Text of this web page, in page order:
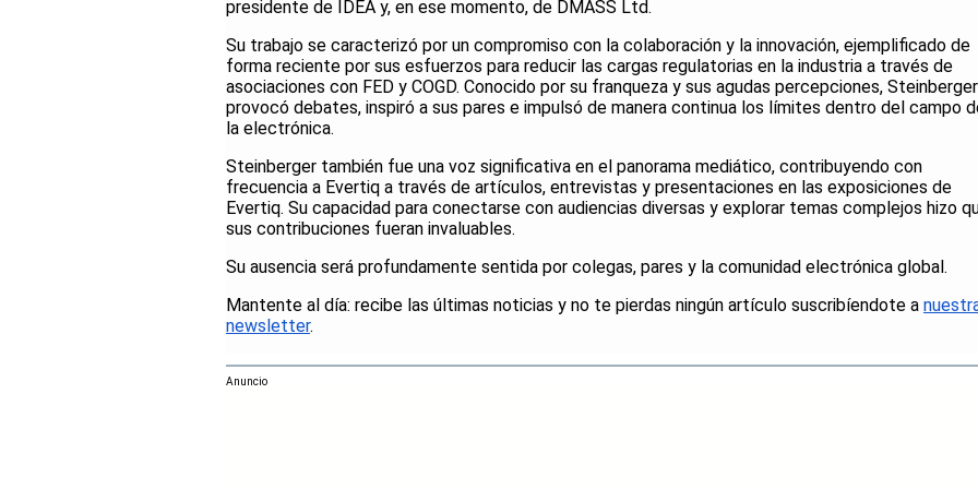
presidente de IDEA y, en ese momento, de DMASS Ltd.
Su trabajo se caracterizó por un compromiso con la colaboración y la innovación, ejemplificado de
forma reciente por sus esfuerzos para reducir las cargas regulatorias en la industria a través de
asociaciones con FED y COGD. Conocido por su franqueza y sus agudas percepciones, Steinberger
provocó debates, inspiró a sus pares e impulsó de manera continua los límites dentro del campo
la electrónica.
Steinberger también fue una voz significativa en el panorama mediático, contribuyendo con
frecuencia a Evertiq a través de artículos, entrevistas y presentaciones en las exposiciones de
Evertiq. Su capacidad para conectarse con audiencias diversas y explorar temas complejos hizo
sus contribuciones fueran invaluables.
Su ausencia será profundamente sentida por colegas, pares y la comunidad electrónica global.
Mantente al día: recibe las últimas noticias y no te pierdas ningún artículo suscribíendote a
newsletter.
Anuncio